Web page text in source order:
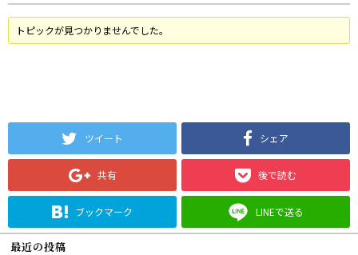
トピックが見つかりませんでした。
ツイート シェア
共有 後で読む
ブックマーク LINEで送る
最近の投稿